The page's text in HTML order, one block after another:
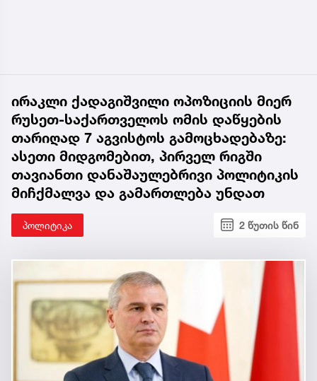
ირაკლი ქადაგიშვილი ოპოზიციის მიერ
რუსეთ-საქართველოს ომის დაწყების
თარიღად 7 აგვისტოს გამოცხადებაზე:
ასეთი მიდგომებით, პირველ რიგში
თავიანთი დანაშაულებრივი პოლიტიკის
მიჩქმალვა და გამართლება უნდათ
პოლიტიკა 2 წუთის წინ